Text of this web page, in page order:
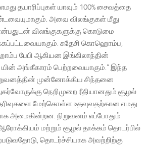
தயாரிப்புகள் யாவும் 100% சைவத்தை
அவை விலங்குகள் மீது
விலங்குகளுக்கு கொடுமை
சுதேசி கொஹொம்ப,
பேபி ஆகியன இங்கிலாந்தின்
யின் அங்கீகாரம் பெற்றவையாகும்.” இந்த
முன்னோக்கிய சிந்தனை
நெறிமுறை ரீதியானதும் சூழல்
மேற்கொள்ள உதவுவதற்கான எமது
அமைகின்றன. நிறுவனம் எப்போதும்
ஆரோக்கியம் மற்றும் சூழல் தாக்கம் தொடர்பில்
தொடர்ச்சியாக அவற்றிற்கு